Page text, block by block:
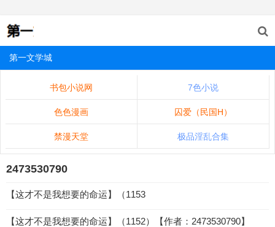
第一文学城
书包小说网 7色小说
色色漫画 囚爱（民国H）
禁漫天堂 极品淫乱合集
2473530790
【这才不是我想要的命运】（1153
【这才不是我想要的命运】（1152）【作者：2473530790】